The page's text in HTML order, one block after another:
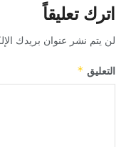
اترك تعليقاً
لن يتم نشر عنوان بريدك
التعليق *